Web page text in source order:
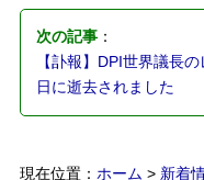
次の記事：
【訃報】DPI世界議長
日に逝去されました
現在位置： ホーム > 新着